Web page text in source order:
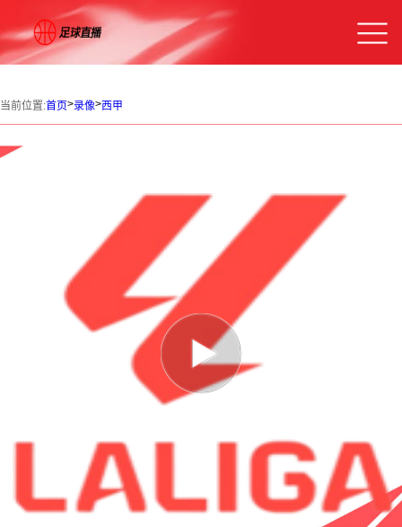
当前位置:首页>录像>西甲